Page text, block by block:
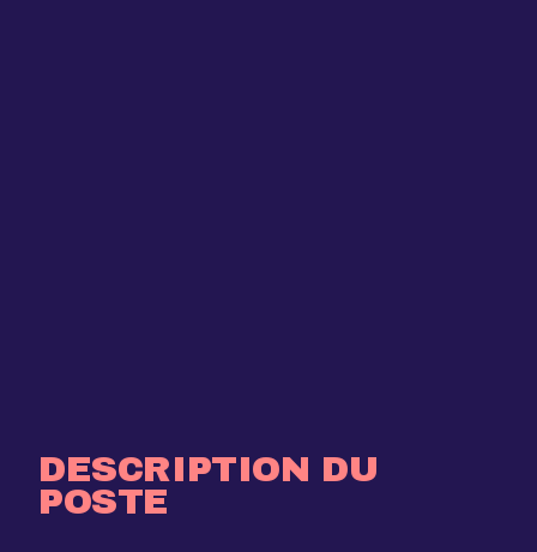
DESCRIPTION DU
POSTE